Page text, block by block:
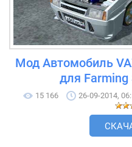
Мод Автомобиль
для Farming
15 166 26-09-2014,